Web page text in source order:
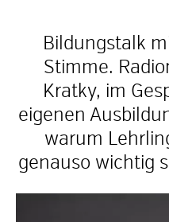
Bildungstalk
Stimme.
Kratky, im
eigenen
warum
genauso wichtig